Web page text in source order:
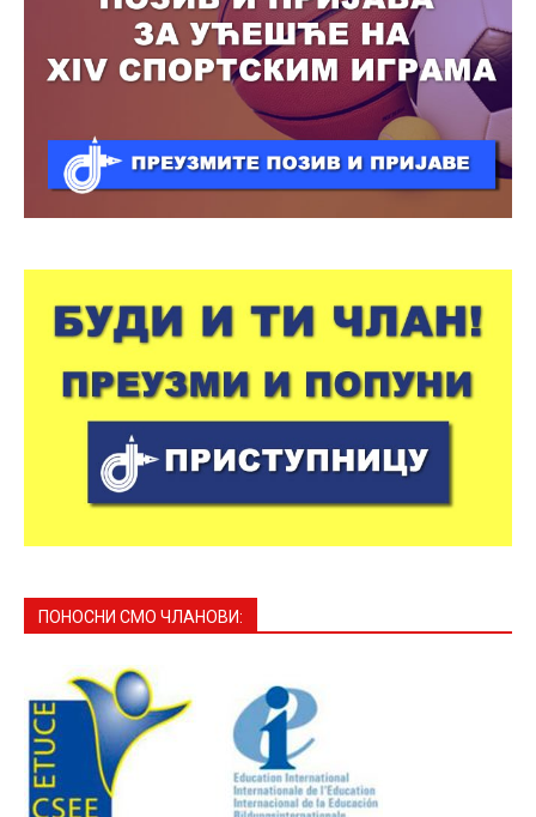
ПОНОСНИ СМО ЧЛАНОВИ: